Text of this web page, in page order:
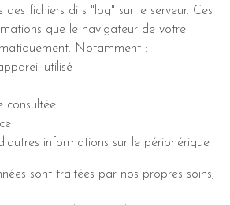
fichiers dits "log" sur le serveur. Ces
que le navigateur de votre
Notamment :
utilisé
consultée
informations sur le périphérique
sont traitées par nos propres soins,